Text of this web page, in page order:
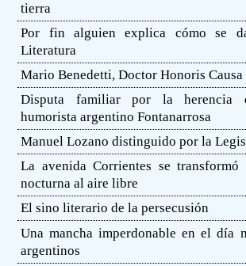
tierra
Por fin alguien explica cómo se
Literatura
Mario Benedetti, Doctor Honoris Causa
Disputa familiar por la herencia
humorista argentino Fontanarrosa
Manuel Lozano distinguido por la
La avenida Corrientes se
nocturna al aire libre
El sino literario de la persecusión
Una mancha imperdonable en el día
argentinos